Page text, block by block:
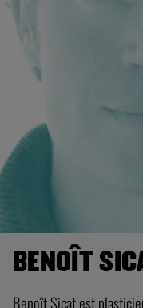
BENOÎT
Benoît Sicat est